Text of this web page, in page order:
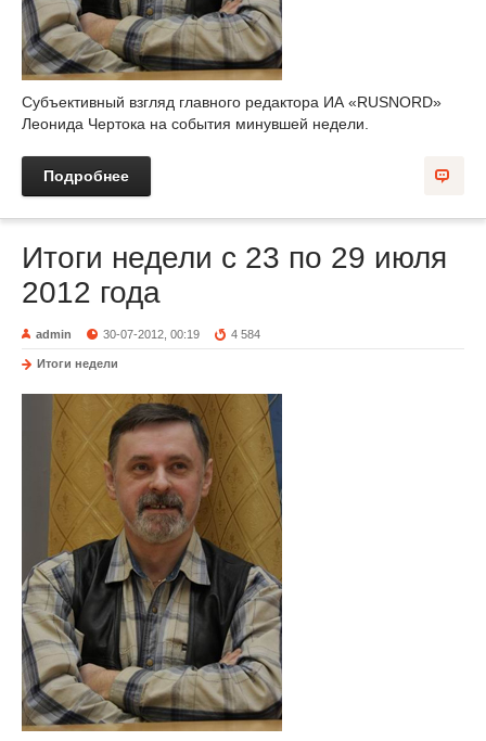
Субъективный взгляд главного редактора ИА «RUSNORD»
Леонида Чертока на события минувшей недели.
Подробнее
Итоги недели с 23 по 29 июля
2012 года
admin 30-07-2012, 00:19 4 584
Итоги недели